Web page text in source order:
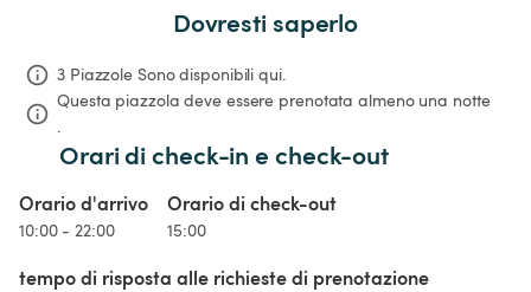
Dovresti saperlo
3 Piazzole Sono disponibili qui.
Questa piazzola deve essere prenotata almeno una notte
.
Orari di check-in e check-out
Orario d'arrivo
10:00 - 22:00
Orario di check-out
15:00
tempo di risposta alle richieste di prenotazione